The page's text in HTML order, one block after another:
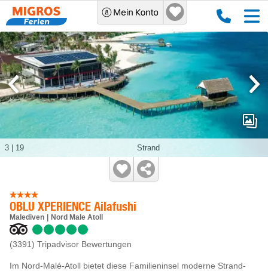
OBLU XPERIENCE Ailafushi
Malediven Nord Male Atoll
(3391) Tripadvisor Bewertungen
Im Nord-Malé-Atoll bietet diese Familieninsel moderne Strand-
Strand
3 19